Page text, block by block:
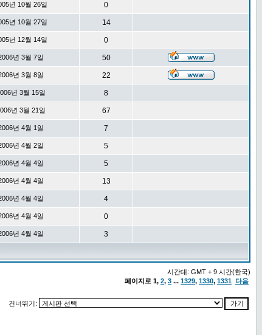
년 10월 26일 0
년 10월 27일 14
년 12월 14일 0
년 3월 7일 50
년 3월 8일 22
년 3월 15일 8
년 3월 21일 67
년 4월 1일 7
년 4월 2일 5
년 4월 4일 5
년 4월 4일 13
년 4월 4일 4
년 4월 4일 0
년 4월 4일 3
시간대: GMT + 9 시간(한국)
페이지로 1, 2, 3 ... 1329, 1330, 1331 다음
건너뛰기: